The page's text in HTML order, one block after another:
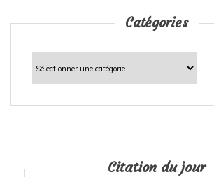
Catégories
Catégories
Citation du jour